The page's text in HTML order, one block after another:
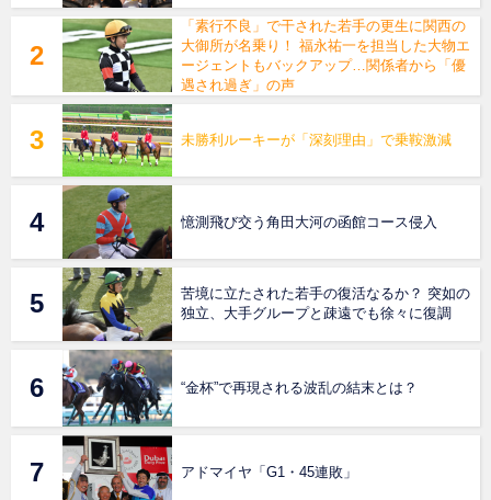
「素行不良」で干された若手の更生に関西の
大御所が名乗り！ 福永祐一を担当した大物エ
ージェントもバックアップ…関係者から「優
遇され過ぎ」の声
未勝利ルーキーが「深刻理由」で乗鞍激減
憶測飛び交う角田大河の函館コース侵入
苦境に立たされた若手の復活なるか？ 突如の
独立、大手グループと疎遠でも徐々に復調
“金杯”で再現される波乱の結末とは？
アドマイヤ「G1・45連敗」